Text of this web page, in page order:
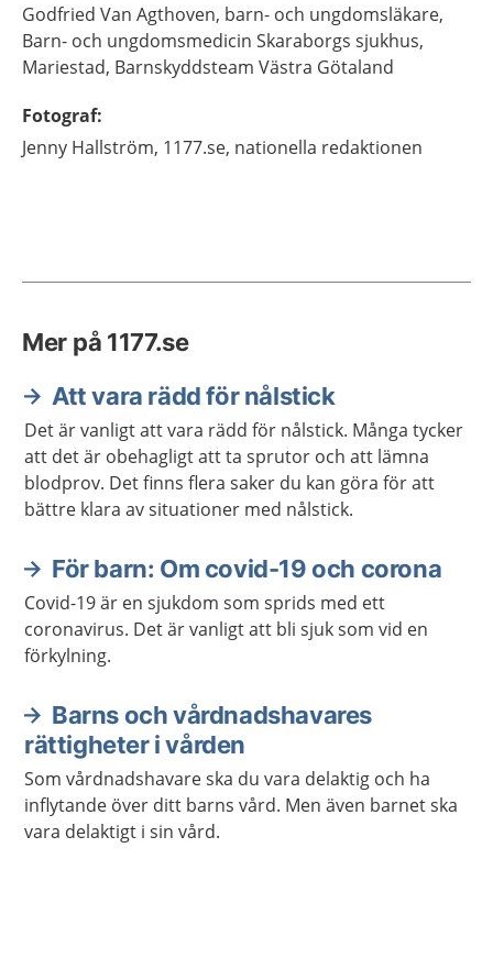
Godfried Van Agthoven, barn- och ungdomsläkare,
Barn- och ungdomsmedicin Skaraborgs sjukhus,
Mariestad, Barnskyddsteam Västra Götaland
Fotograf:
Jenny Hallström, 1177.se, nationella redaktionen
Mer på 1177.se
Att vara rädd för nålstick
Det är vanligt att vara rädd för nålstick. Många tycker
att det är obehagligt att ta sprutor och att lämna
blodprov. Det finns flera saker du kan göra för att
bättre klara av situationer med nålstick.
För barn: Om covid-19 och corona
Covid-19 är en sjukdom som sprids med ett
coronavirus. Det är vanligt att bli sjuk som vid en
förkylning.
Barns och vårdnadshavares
rättigheter i vården
Som vårdnadshavare ska du vara delaktig och ha
inflytande över ditt barns vård. Men även barnet ska
vara delaktigt i sin vård.